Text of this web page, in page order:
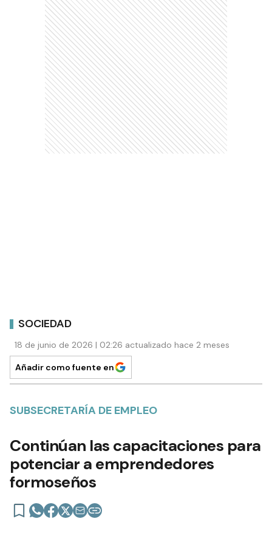
SOCIEDAD
18 de junio de 2026 | 02:26 actualizado hace 2 meses
Añadir como fuente en
SUBSECRETARÍA DE EMPLEO
Continúan las capacitaciones para
potenciar a emprendedores
formoseños